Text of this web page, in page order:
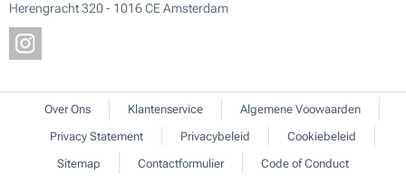
Herengracht 320 - 1016 CE Amsterdam
Over Ons Klantenservice
Algemene Voowaarden
Privacy Statement
Privacybeleid
Cookiebeleid
Sitemap
Contactformulier Code of Conduct